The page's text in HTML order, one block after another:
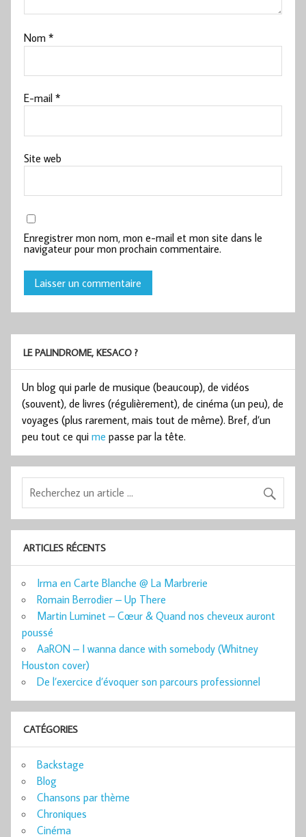
Nom*
E-mail*
Site web
Enregistrer mon nom, mon e-mail et mon site dans le
navigateur pour mon prochain commentaire.
LE PALINDROME, KESACO ?
Un blog qui parle de musique (beaucoup), de vidéos
(souvent), de livres (régulièrement), de cinéma (un peu), de
voyages (plus rarement, mais tout de même). Bref, d’un
peu tout ce qui me passe par la tête.
ARTICLES RÉCENTS
Irma en Carte Blanche @ La Marbrerie
Romain Berrodier – Up There
Martin Luminet – Cœur & Quand nos cheveux auront
poussé
AaRON – I wanna dance with somebody (Whitney
Houston cover)
De l’exercice d’évoquer son parcours professionnel
CATÉGORIES
Backstage
Blog
Chansons par thème
Chroniques
Cinéma